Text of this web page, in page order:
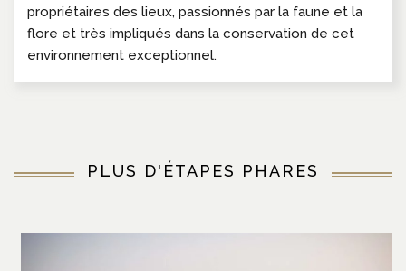
propriétaires des lieux, passionnés par la faune et la
flore et très impliqués dans la conservation de cet
environnement exceptionnel.
PLUS D'ÉTAPES PHARES